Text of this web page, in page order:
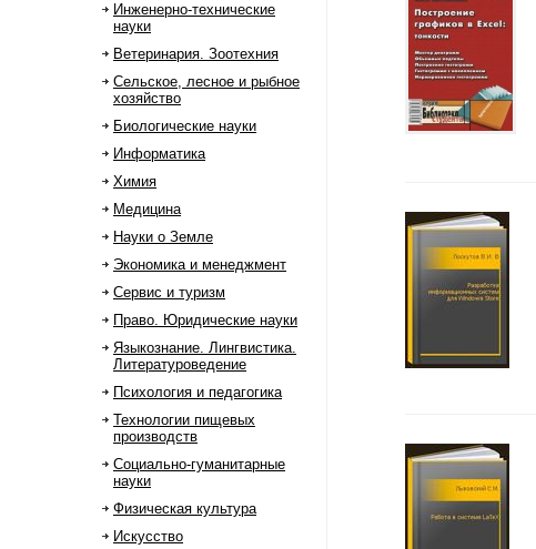
Инженерно-технические
науки
Ветеринария. Зоотехния
Сельское, лесное и рыбное
хозяйство
Биологические науки
Информатика
Химия
Медицина
Науки о Земле
Экономика и менеджмент
Сервис и туризм
Право. Юридические науки
Языкознание. Лингвистика.
Литературоведение
Психология и педагогика
Технологии пищевых
производств
Социально-гуманитарные
науки
Физическая культура
Искусство